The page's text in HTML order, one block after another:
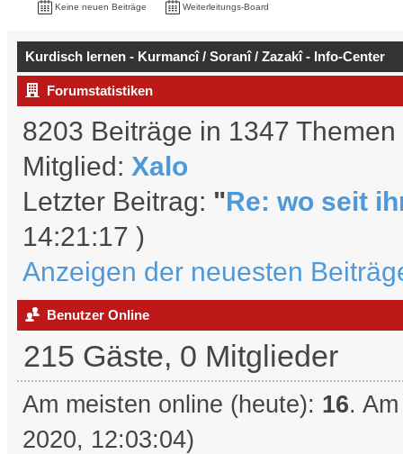
Keine neuen Beiträge Weiterleitungs-Board
Kurdisch lernen - Kurmancî / Soranî / Zazakî - Info-Center
Forumstatistiken
8203 Beiträge in 1347
Mitglied: Xalo
Letzter Beitrag: "Re: wo seit
14:21:17 )
Anzeigen der neuesten
Benutzer Online
215 Gäste, 0 Mitglieder
Am meisten online (heute): 16.
2020, 12:03:04)